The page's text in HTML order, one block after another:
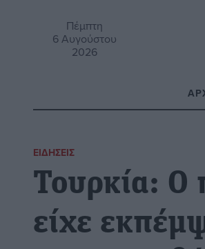
Πέμπτη
6 Αυγούστου
2026
ΕΙΔΉΣΕΙΣ
Τουρκία: Ο
είχε